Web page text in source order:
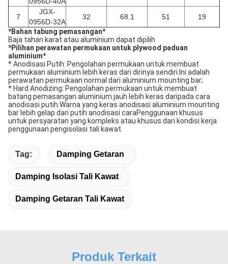
7
JGX-
0956D-32A
32 68.1 51
19
*Bahan tabung pemasangan*
Baja tahan karat atau aluminium dapat dipilih
*Pilihan perawatan permukaan untuk plywood paduan
aluminium*
* Anodisasi Putih: Pengolahan permukaan untuk membuat
permukaan aluminium lebih keras dari dirinya sendiri.Ini adalah
perawatan permukaan normal dari aluminium mounting bar;
* Hard Anodizing: Pengolahan permukaan untuk membuat
batang pemasangan aluminium jauh lebih keras daripada cara
anodisasi putih.Warna yang keras anodisasi aluminium mounting
bar lebih gelap dari putih anodisasi caraPenggunaan khusus
untuk persyaratan yang kompleks atau khusus dari kondisi kerja
penggunaan pengisolasi tali kawat.
Tag: Damping Getaran
Damping Isolasi Tali Kawat
Damping Getaran Tali Kawat
Produk Terkait